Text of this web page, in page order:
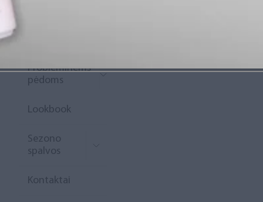
Probleminėms
pėdoms
Lookbook
Sezono
spalvos
Kontaktai